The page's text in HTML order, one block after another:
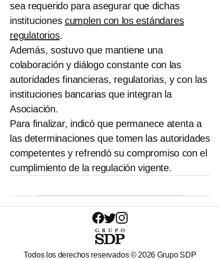
sea requerido para asegurar que dichas
instituciones cumplen con los estándares
regulatorios.
Además, sostuvo que mantiene una
colaboración y diálogo constante con las
autoridades financieras, regulatorias, y con las
instituciones bancarias que integran la
Asociación.
Para finalizar, indicó que permanece atenta a
las determinaciones que tomen las autoridades
competentes y refrendó su compromiso con el
cumplimiento de la regulación vigente.
Todos los derechos reservados © 2026 Grupo SDP